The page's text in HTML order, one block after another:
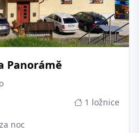
Panorámě
1 ložnice
noc